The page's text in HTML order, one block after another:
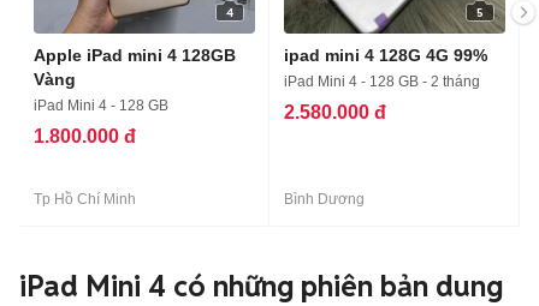
4
Apple iPad mini 4 128GB
Vàng
iPad Mini 4 - 128 GB
1.800.000 đ
Tp Hồ Chí Minh
5
ipad mini 4 128G 4G 99%
iPad Mini 4 - 128 GB - 2 tháng
2.580.000 đ
Bình Dương
iPad Mini 4 có những phiên bản dung